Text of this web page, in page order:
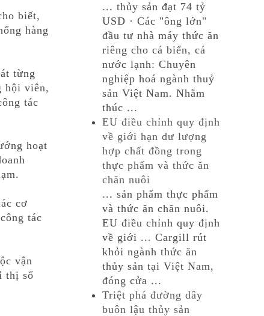
biết,
hàng
từng
hội viên,
tác
hoạt
cơ
tác
vận
thị số
... thủy sản đạt 74 tỷ
USD · Các "ông lớn"
đầu tư nhà máy thức ăn
riêng cho cá biển, cá
nước lạnh: Chuyên
nghiệp hoá ngành thuỷ
sản Việt Nam. Nhằm
thúc ...
EU điều chỉnh quy định
về giới hạn dư lượng
hợp chất đồng trong
thực phẩm và thức ăn
chăn nuôi
... sản phẩm thực phẩm
và thức ăn chăn nuôi.
EU điều chỉnh quy định
về giới ... Cargill rút
khỏi ngành thức ăn
thủy sản tại Việt Nam,
đóng cửa ...
Triệt phá đường dây
buôn lậu thủy sản